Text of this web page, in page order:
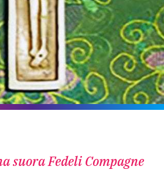
suora Fedeli Compagne